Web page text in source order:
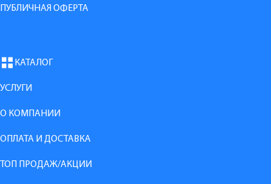
ПУБЛИЧНАЯ ОФЕРТА
КАТАЛОГ
УСЛУГИ
О КОМПАНИИ
ОПЛАТА И ДОСТАВКА
ТОП ПРОДАЖ/АКЦИИ